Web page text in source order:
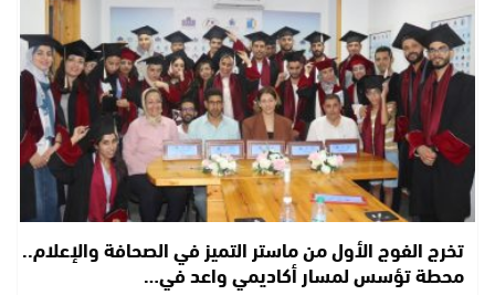
تخرج الفوج الأول من ماستر التميز في الصحافة والإعلام..
محطة تؤسس لمسار أكاديمي واعد في…